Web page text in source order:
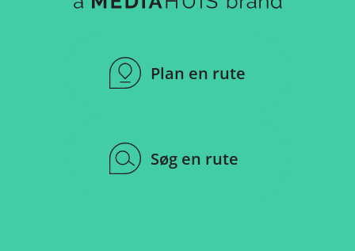
Plan en rute
Søg en rute